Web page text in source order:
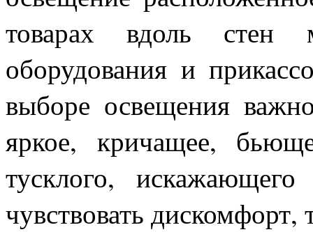
товарах вдоль стен
оборудования и
выборе освещения
яркое, кричащее,
тусклого,
чувствовать дискомфорт,